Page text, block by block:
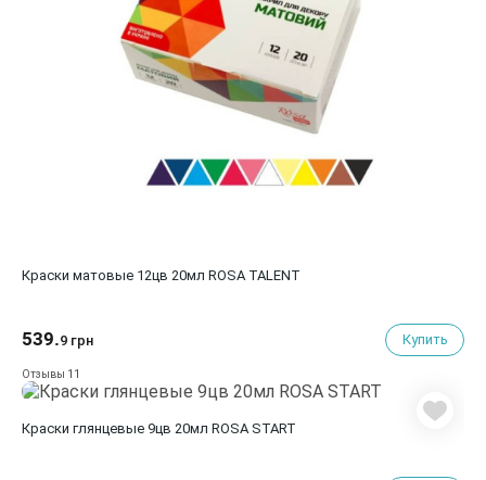
Краски матовые 12цв 20мл ROSA TALENT
539.9 грн Купить
Отзывы 11
Краски глянцевые 9цв 20мл ROSA START